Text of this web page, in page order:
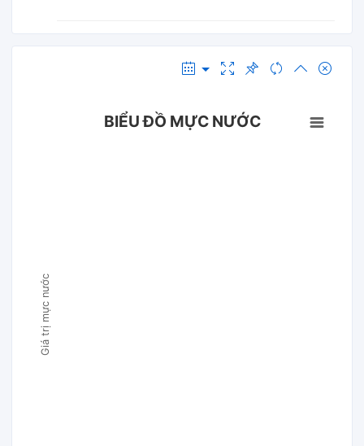
Giá trị mực nước
BIỂU ĐỒ MỰC NƯỚC